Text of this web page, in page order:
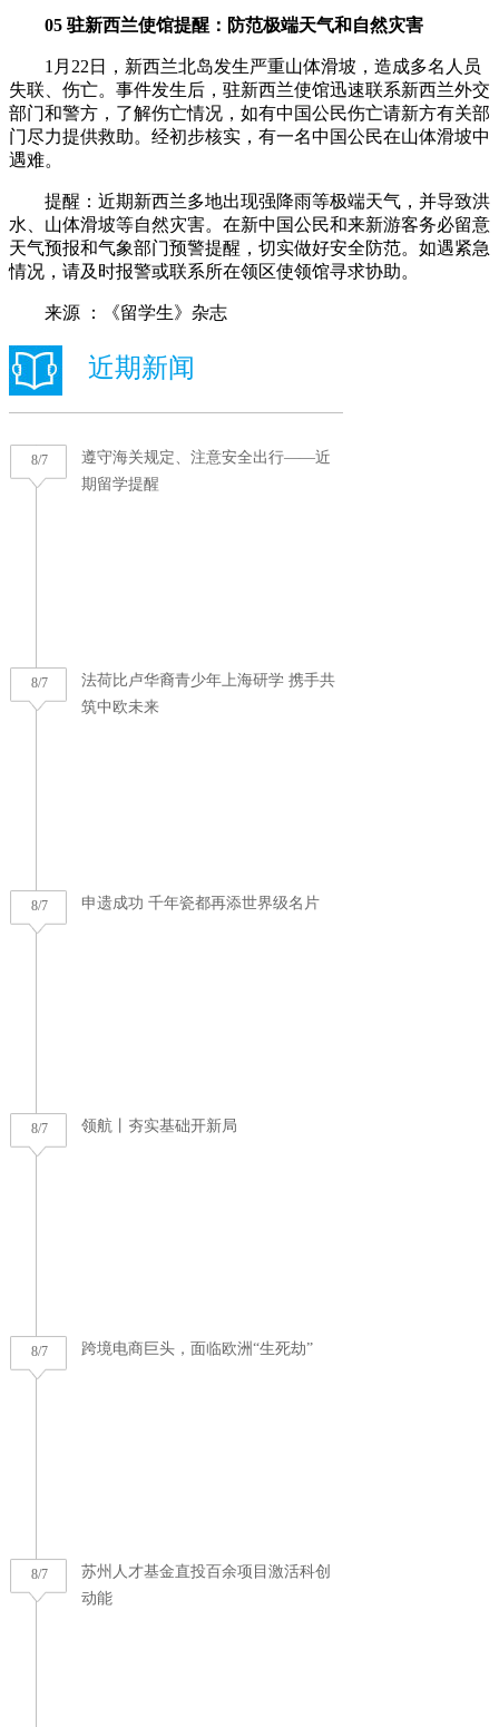
05 驻新西兰使馆提醒：防范极端天气和自然灾害
1月22日，新西兰北岛发生严重山体滑坡，造成多名人员
失联、伤亡。事件发生后，驻新西兰使馆迅速联系新西兰外交
部门和警方，了解伤亡情况，如有中国公民伤亡请新方有关部
门尽力提供救助。经初步核实，有一名中国公民在山体滑坡中
遇难。
提醒：近期新西兰多地出现强降雨等极端天气，并导致洪
水、山体滑坡等自然灾害。在新中国公民和来新游客务必留意
天气预报和气象部门预警提醒，切实做好安全防范。如遇紧急
情况，请及时报警或联系所在领区使领馆寻求协助。
来源 ：《留学生》杂志